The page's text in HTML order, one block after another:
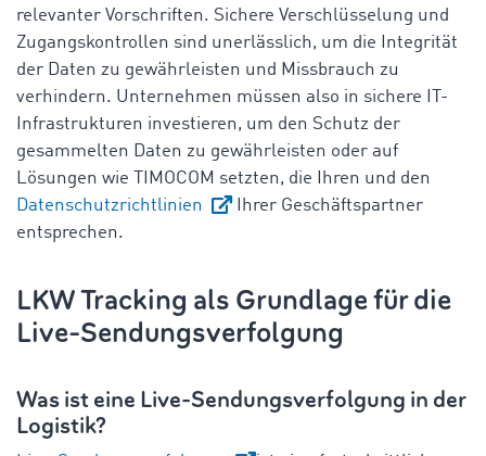
relevanter Vorschriften. Sichere Verschlüsselung und
Zugangskontrollen sind unerlässlich, um die Integrität
der Daten zu gewährleisten und Missbrauch zu
verhindern. Unternehmen müssen also in sichere IT-
Infrastrukturen investieren, um den Schutz der
gesammelten Daten zu gewährleisten oder auf
Lösungen wie TIMOCOM setzten, die Ihren und den
Datenschutzrichtlinien
Ihrer Geschäftspartner
entsprechen.
LKW Tracking als Grundlage für die
Live-Sendungsverfolgung
Was ist eine Live-Sendungsverfolgung in der
Logistik?